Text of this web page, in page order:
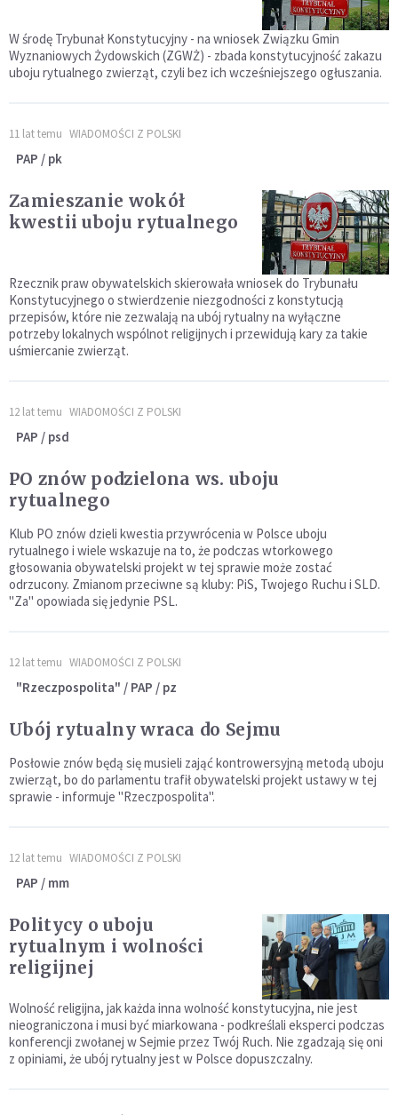
W środę Trybunał Konstytucyjny - na wniosek Związku Gmin
Wyznaniowych Żydowskich (ZGWŻ) - zbada konstytucyjność zakazu
uboju rytualnego zwierząt, czyli bez ich wcześniejszego ogłuszania.
11 lat temu WIADOMOŚCI Z POLSKI
PAP / pk
Zamieszanie wokół
kwestii uboju rytualnego
Rzecznik praw obywatelskich skierowała wniosek do Trybunału
Konstytucyjnego o stwierdzenie niezgodności z konstytucją
przepisów, które nie zezwalają na ubój rytualny na wyłączne
potrzeby lokalnych wspólnot religijnych i przewidują kary za takie
uśmiercanie zwierząt.
12 lat temu WIADOMOŚCI Z POLSKI
PAP / psd
PO znów podzielona ws. uboju
rytualnego
Klub PO znów dzieli kwestia przywrócenia w Polsce uboju
rytualnego i wiele wskazuje na to, że podczas wtorkowego
głosowania obywatelski projekt w tej sprawie może zostać
odrzucony. Zmianom przeciwne są kluby: PiS, Twojego Ruchu i SLD.
"Za" opowiada się jedynie PSL.
12 lat temu WIADOMOŚCI Z POLSKI
"Rzeczpospolita" / PAP / pz
Ubój rytualny wraca do Sejmu
Posłowie znów będą się musieli zająć kontrowersyjną metodą uboju
zwierząt, bo do parlamentu trafił obywatelski projekt ustawy w tej
sprawie - informuje "Rzeczpospolita".
12 lat temu WIADOMOŚCI Z POLSKI
PAP / mm
Politycy o uboju
rytualnym i wolności
religijnej
Wolność religijna, jak każda inna wolność konstytucyjna, nie jest
nieograniczona i musi być miarkowana - podkreślali eksperci podczas
konferencji zwołanej w Sejmie przez Twój Ruch. Nie zgadzają się oni
z opiniami, że ubój rytualny jest w Polsce dopuszczalny.